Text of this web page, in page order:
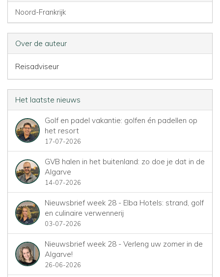
Noord-Frankrijk
Over de auteur
Reisadviseur
Het laatste nieuws
Golf en padel vakantie: golfen én padellen op
het resort
17-07-2026
GVB halen in het buitenland: zo doe je dat in de
Algarve
14-07-2026
Nieuwsbrief week 28 - Elba Hotels: strand, golf
en culinaire verwennerij
03-07-2026
Nieuwsbrief week 28 - Verleng uw zomer in de
Algarve!
26-06-2026